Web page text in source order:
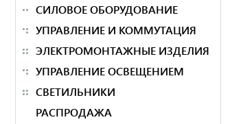
СИЛОВОЕ ОБОРУДОВАНИЕ
УПРАВЛЕНИЕ И КОММУТАЦИЯ
ЭЛЕКТРОМОНТАЖНЫЕ ИЗДЕЛИЯ
УПРАВЛЕНИЕ ОСВЕЩЕНИЕМ
СВЕТИЛЬНИКИ
РАСПРОДАЖА